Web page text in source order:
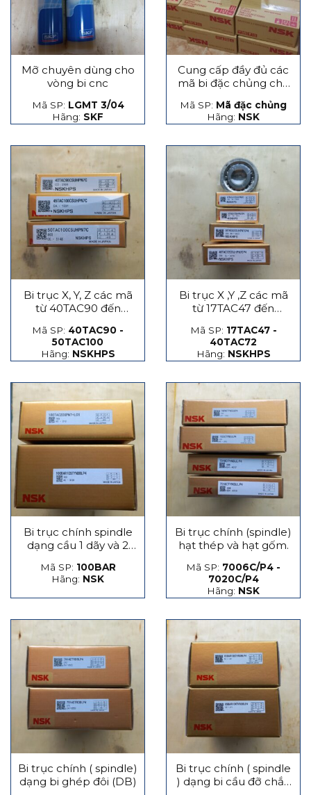
Mỡ chuyên dùng cho
vòng bi cnc
Mã SP: LGMT 3/04
Hãng: SKF
Cung cấp đầy đủ các
mã bi đặc chủng cho
Mã SP: Mã đặc chủng
Hãng: NSK
Bi trục X, Y, Z các mã
từ 40TAC90 đến
Mã SP: 40TAC90 -
50TAC100
Hãng: NSKHPS
Bi trục X ,Y ,Z các mã
từ 17TAC47 đến
Mã SP: 17TAC47 -
40TAC72
Hãng: NSKHPS
Bi trục chính spindle
dạng cầu 1 dãy và 2
Mã SP: 100BAR
Hãng: NSK
Bi trục chính (spindle)
hạt thép và hạt gốm.
Mã SP: 7006C/P4 -
7020C/P4
Hãng: NSK
Bi trục chính ( spindle)
dạng bi ghép đôi (DB)
Bi trục chính ( spindle
) dạng bi cầu đỡ chắn